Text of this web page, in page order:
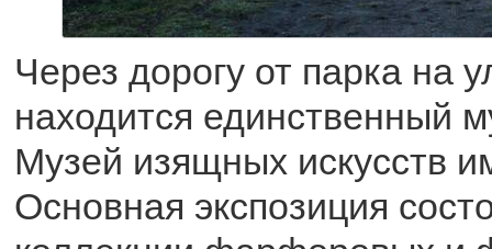
Через дорогу от парка на
находится единственный
Музей изящных искусств
Основная экспозиция